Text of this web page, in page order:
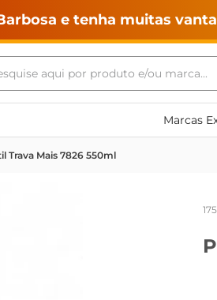
e tenha muitas
aqui por produto e/ou
Marcas
Trava Mais 7826 550ml
mais buscados
maquina lavar